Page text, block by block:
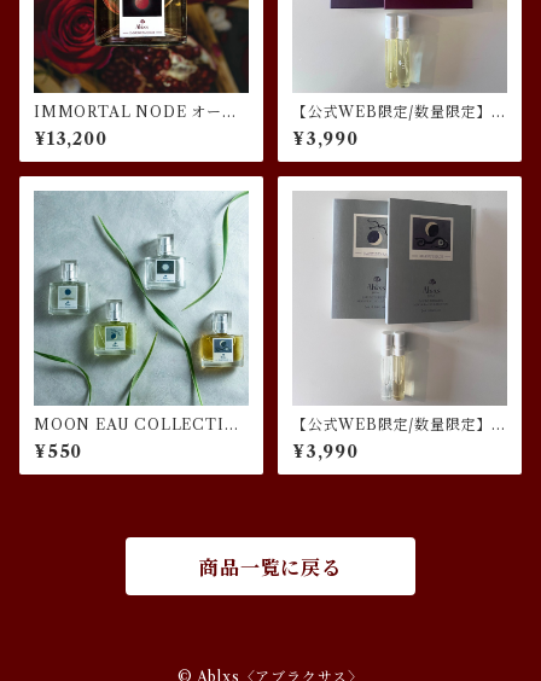
IMMORTAL NODE オーデ
トワレ／皆既月食の香り
¥13,200
【公式WEB限定/数量限定】
MOON EAUリリス＆皆既月
食ミニサイズ特別セット
¥3,990
MOON EAU COLLECTIO
Nムエット6種
¥550
【公式WEB限定/数量限定】
MOON EAU上弦の月＆下弦
の月ミニサイズ特別セット
¥3,990
商品一覧に戻る
© Ablxs〈アブラクサス〉